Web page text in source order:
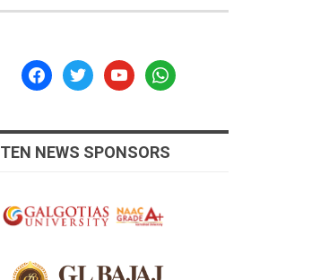
facebooktwitteryoutubewhatsapp
TEN NEWS SPONSORS